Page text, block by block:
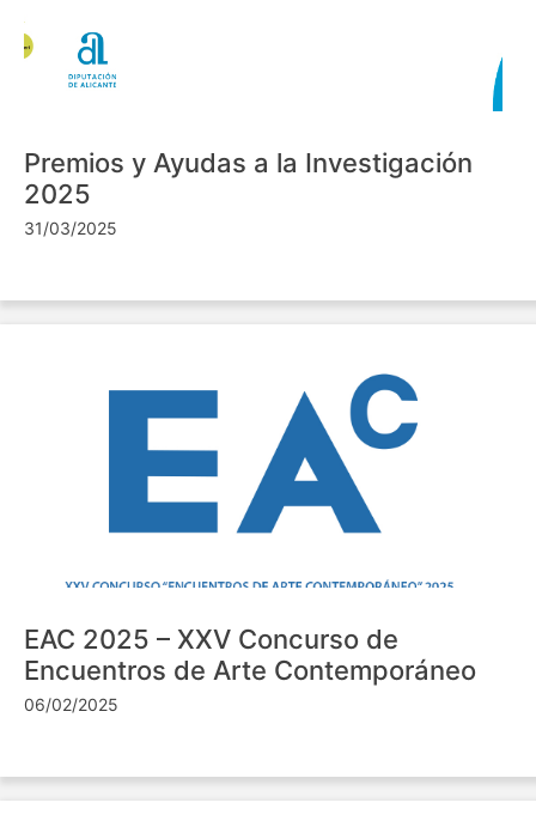
Premios y Ayudas a la Investigación
2025
31/03/2025
EAC 2025 – XXV Concurso de
Encuentros de Arte Contemporáneo
06/02/2025